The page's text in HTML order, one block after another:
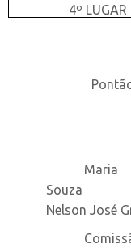
4º LUGAR
Souza
Nelson José